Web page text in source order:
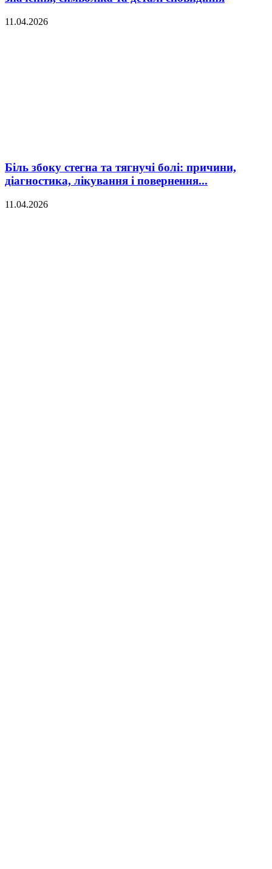
11.04.2026
Біль збоку стегна та тягнучі болі: причини,
діагностика, лікування і повернення...
11.04.2026